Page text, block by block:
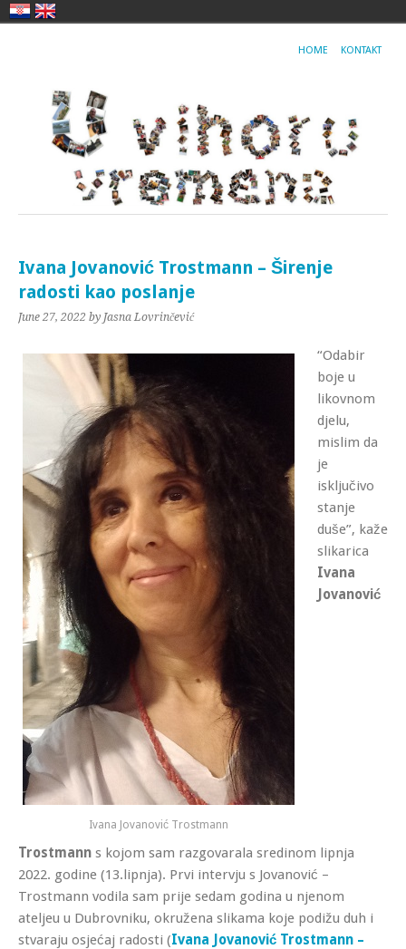
HOME KONTAKT
Ivana Jovanović Trostmann – Širenje
radosti kao poslanje
June 27, 2022 by Jasna Lovrinčević
Ivana Jovanović Trostmann
“Odabir
boje u
likovnom
djelu,
mislim da
je
isključivo
stanje
duše”, kaže
slikarica
Ivana
Jovanović
Trostmann s kojom sam razgovarala sredinom lipnja
2022. godine (13.lipnja). Prvi intervju s Jovanović –
Trostmann vodila sam prije sedam godina u njenom
ateljeu u Dubrovniku, okružena slikama koje podižu duh i
stvaraju osjećaj radosti (Ivana Jovanović Trostmann –